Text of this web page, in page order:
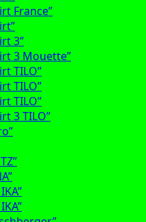
France”
3”
3 Mouette”
TILO”
TILO”
TILO”
3 TILO”